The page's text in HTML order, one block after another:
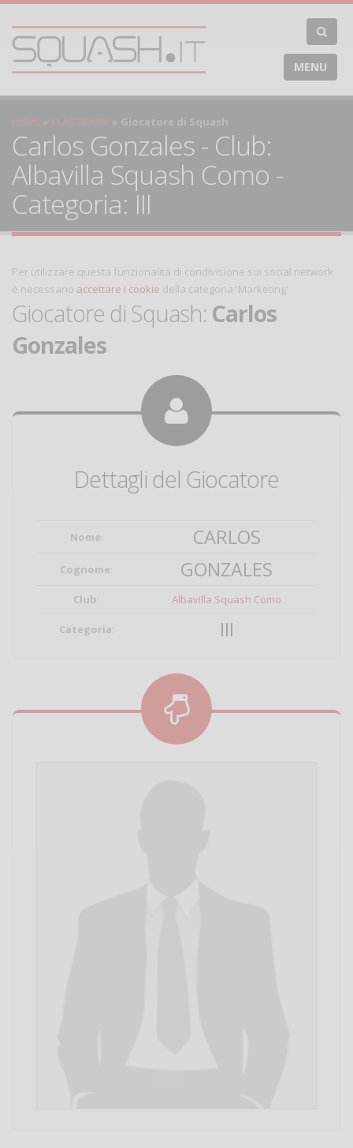
MENU
HOME CLASSIFICHE Giocatore di Squash
Carlos Gonzales - Club:
Albavilla Squash Como -
Categoria: III
Per utilizzare questa funzionalità di condivisione sui social network
è necessario accettare i cookie della categoria 'Marketing'
Giocatore di Squash: Carlos
Gonzales
Dettagli del Giocatore
Nome: CARLOS
Cognome: GONZALES
Club: Albavilla Squash Como
Categoria: III